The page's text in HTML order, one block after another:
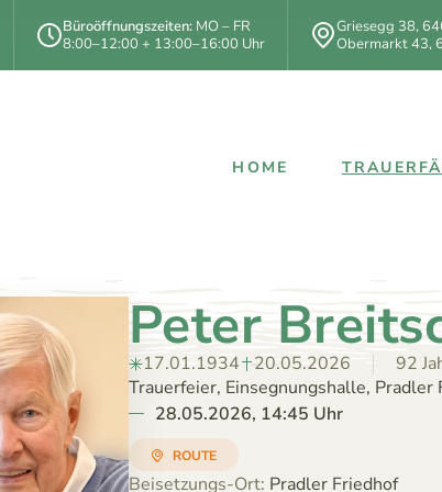
Büroöffnungszeiten: MO – FR
8:00–12:00 + 13:00–16:00 Uhr
Griesegg 38,
Obermarkt 43,
HOME
Peter
17.01.1934 20.05.2026 92
Trauerfeier, Einsegnungshalle, Pradler
28.05.2026, 14:45 Uhr
ROUTE
Beisetzungs-Ort: Pradler Friedhof